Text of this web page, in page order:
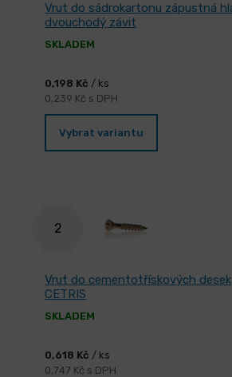
Vrut do sádrokartonu zápustná
dvouchodý závit
SKLADEM
0,198 Kč / ks
0,239 Kč s DPH
Vybrat variantu
2
Vrut do cementotřískových desek
CETRIS
SKLADEM
0,618 Kč / ks
0,747 Kč s DPH